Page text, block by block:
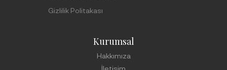
Gizlilik Politakası
Kurumsal
Hakkımıza
İletişim